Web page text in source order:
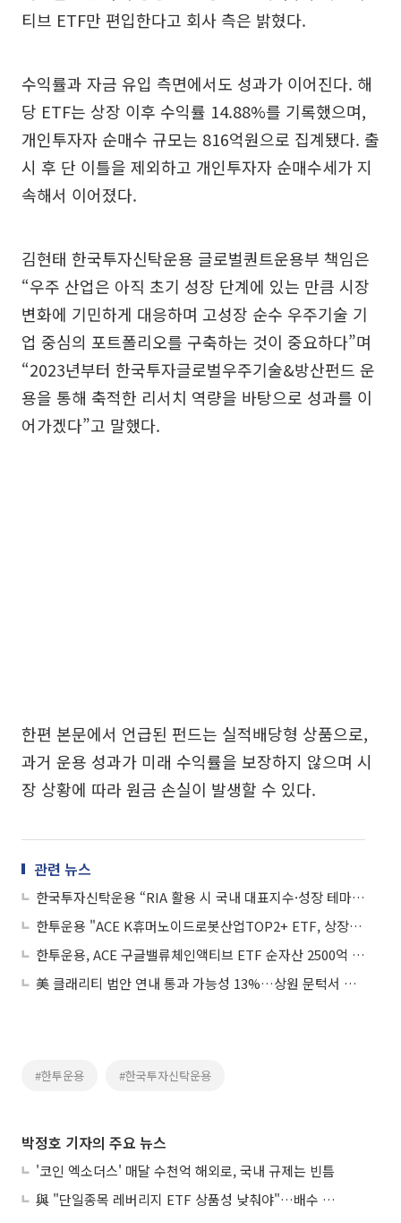
티브 ETF만 편입한다고 회사 측은 밝혔다.
수익률과 자금 유입 측면에서도 성과가 이어진다. 해
당 ETF는 상장 이후 수익률 14.88%를 기록했으며,
개인투자자 순매수 규모는 816억원으로 집계됐다. 출
시 후 단 이틀을 제외하고 개인투자자 순매수세가 지
속해서 이어졌다.
김현태 한국투자신탁운용 글로벌퀀트운용부 책임은
“우주 산업은 아직 초기 성장 단계에 있는 만큼 시장
변화에 기민하게 대응하며 고성장 순수 우주기술 기
업 중심의 포트폴리오를 구축하는 것이 중요하다”며
“2023년부터 한국투자글로벌우주기술&방산펀드 운
용을 통해 축적한 리서치 역량을 바탕으로 성과를 이
어가겠다”고 말했다.
한편 본문에서 언급된 펀드는 실적배당형 상품으로,
과거 운용 성과가 미래 수익률을 보장하지 않으며 시
장 상황에 따라 원금 손실이 발생할 수 있다.
관련 뉴스
한국투자신탁운용 “RIA 활용 시 국내 대표지수·성장 테마 ETF 주목”
한투운용 "ACE K휴머노이드로봇산업TOP2+ ETF, 상장 후 1개월 수익률 1위"
한투운용, ACE 구글밸류체인액티브 ETF 순자산 2500억 돌파⋯리밸런싱 효과
美 클래리티 법안 연내 통과 가능성 13%…상원 문턱서 제동
#한투운용 #한국투자신탁운용
박정호 기자의 주요 뉴스
'코인 엑소더스' 매달 수천억 해외로, 국내 규제는 빈틈
與 "단일종목 레버리지 ETF 상품성 낮춰야"…배수 조정안도 거론